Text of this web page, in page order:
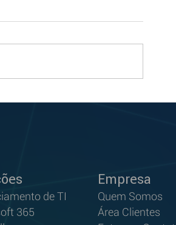
amento de TI
365
Empresa
Quem Somos
Área Clientes